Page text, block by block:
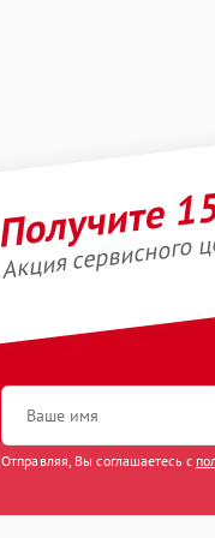
Получите
Акция сервисного
Отправляя, Вы соглашаетесь с